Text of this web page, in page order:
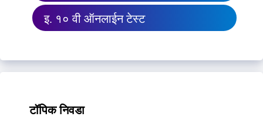
इ. १० वी ऑनलाईन टेस्ट
टॉपिक निवडा